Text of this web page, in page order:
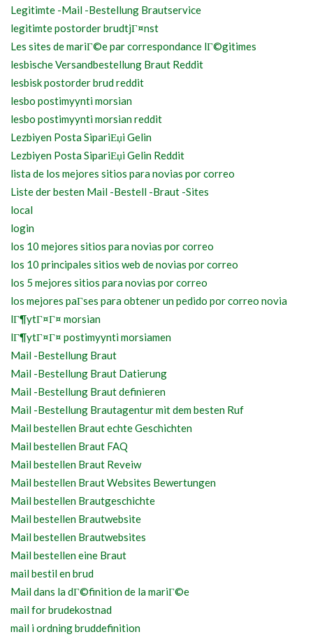
Legitimte -Mail -Bestellung Brautservice
legitimte postorder brudtjГ¤nst
Les sites de mariГ©e par correspondance lГ©gitimes
lesbische Versandbestellung Braut Reddit
lesbisk postorder brud reddit
lesbo postimyynti morsian
lesbo postimyynti morsian reddit
Lezbiyen Posta SipariЕџi Gelin
Lezbiyen Posta SipariЕџi Gelin Reddit
lista de los mejores sitios para novias por correo
Liste der besten Mail -Bestell -Braut -Sites
local
login
los 10 mejores sitios para novias por correo
los 10 principales sitios web de novias por correo
los 5 mejores sitios para novias por correo
los mejores paГ­ses para obtener un pedido por correo novia
lГ¶ytГ¤Г¤ morsian
lГ¶ytГ¤Г¤ postimyynti morsiamen
Mail -Bestellung Braut
Mail -Bestellung Braut Datierung
Mail -Bestellung Braut definieren
Mail -Bestellung Brautagentur mit dem besten Ruf
Mail bestellen Braut echte Geschichten
Mail bestellen Braut FAQ
Mail bestellen Braut Reveiw
Mail bestellen Braut Websites Bewertungen
Mail bestellen Brautgeschichte
Mail bestellen Brautwebsite
Mail bestellen Brautwebsites
Mail bestellen eine Braut
mail bestil en brud
Mail dans la dГ©finition de la mariГ©e
mail for brudekostnad
mail i ordning bruddefinition